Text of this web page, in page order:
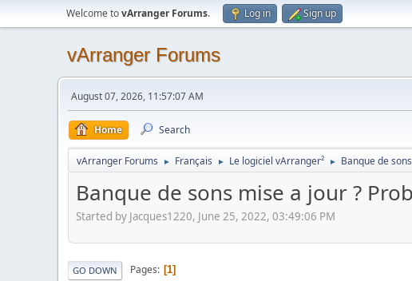
Welcome tovArranger Forums. Log in Sign up
vArranger Forums
August 07, 2026, 11:57:07 AM
Home Search
vArranger Forums ► Français ► Le logiciel vArranger² ► Banque de
Banque de sons mise a jour ?
Started by Jacques1220, June 25, 2022, 03:49:06 PM
GO DOWN Pages 1